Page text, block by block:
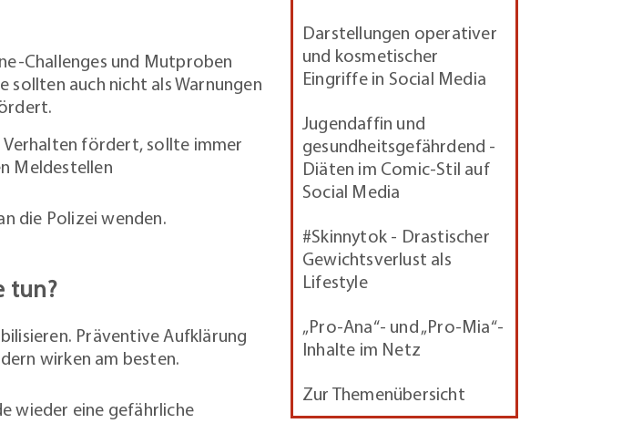
Darstellungen operativer
und kosmetischer
Eingriffe in Social Media
Jugendaffin und
gesundheitsgefährdend -
Diäten im Comic-Stil auf
Social Media
#Skinnytok - Drastischer
Gewichtsverlust als
Lifestyle
„Pro-Ana“- und „Pro-Mia“-
Inhalte im Netz
Zur Themenübersicht
Challenges und Mutproben
auch nicht als Warnungen
Verhalten fördert, sollte immer
Meldestellen
die Polizei wenden.
tun?
Präventive Aufklärung
wirken am besten.
wieder eine gefährliche